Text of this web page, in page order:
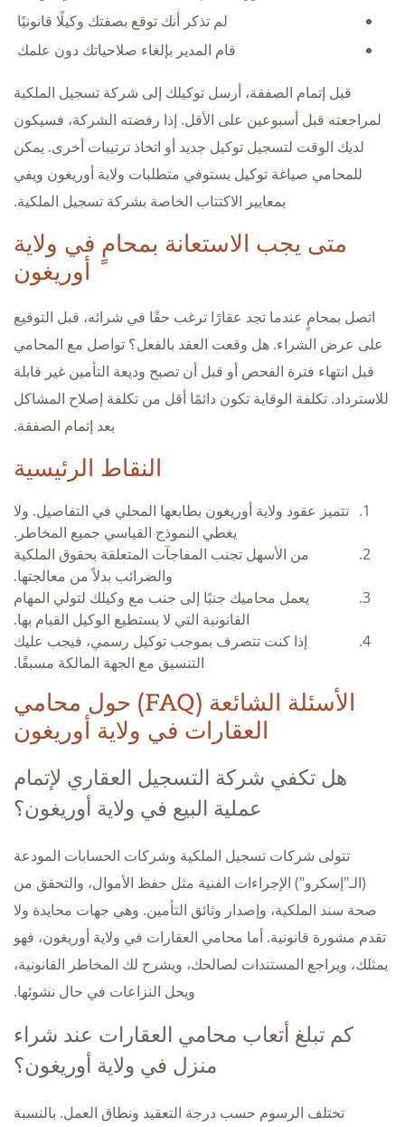
لم تذكر أنك توقع بصفتك وكيلًا قانونيًا
قام المدير بإلغاء صلاحياتك دون علمك
قبل إتمام الصفقة، أرسل توكيلك إلى شركة تسجيل الملكية
لمراجعته قبل أسبوعين على الأقل. إذا رفضته الشركة، فسيكون
لديك الوقت لتسجيل توكيل جديد أو اتخاذ ترتيبات أخرى. يمكن
للمحامي صياغة توكيل يستوفي متطلبات ولاية أوريغون ويفي
بمعايير الاكتتاب الخاصة بشركة تسجيل الملكية.
متى يجب الاستعانة بمحامٍ في ولاية
أوريغون
اتصل بمحامٍ عندما تجد عقارًا ترغب حقًا في شرائه، قبل التوقيع
على عرض الشراء. هل وقعت العقد بالفعل؟ تواصل مع المحامي
قبل انتهاء فترة الفحص أو قبل أن تصبح وديعة التأمين غير قابلة
للاسترداد. تكلفة الوقاية تكون دائمًا أقل من تكلفة إصلاح المشاكل
بعد إتمام الصفقة.
النقاط الرئيسية
تتميز عقود ولاية أوريغون بطابعها المحلي في التفاصيل. ولا
يغطي النموذج القياسي جميع المخاطر.
من الأسهل تجنب المفاجآت المتعلقة بحقوق الملكية
والضرائب بدلاً من معالجتها.
يعمل محاميك جنبًا إلى جنب مع وكيلك لتولي المهام
القانونية التي لا يستطيع الوكيل القيام بها.
إذا كنت تتصرف بموجب توكيل رسمي، فيجب عليك
التنسيق مع الجهة المالكة مسبقًا.
الأسئلة الشائعة (FAQ) حول محامي
العقارات في ولاية أوريغون
هل تكفي شركة التسجيل العقاري لإتمام
عملية البيع في ولاية أوريغون؟
تتولى شركات تسجيل الملكية وشركات الحسابات المودعة
(الـ"إسكرو") الإجراءات الفنية مثل حفظ الأموال، والتحقق من
صحة سند الملكية، وإصدار وثائق التأمين. وهي جهات محايدة ولا
تقدم مشورة قانونية. أما محامي العقارات في ولاية أوريغون، فهو
يمثلك، ويراجع المستندات لصالحك، ويشرح لك المخاطر القانونية،
ويحل النزاعات في حال نشوئها.
كم تبلغ أتعاب محامي العقارات عند شراء
منزل في ولاية أوريغون؟
تختلف الرسوم حسب درجة التعقيد ونطاق العمل. بالنسبة